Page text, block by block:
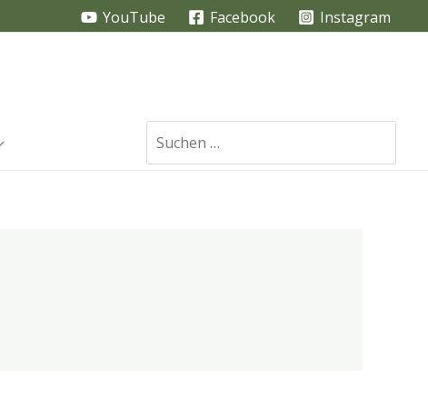
YouTube Facebook Instagram
for: